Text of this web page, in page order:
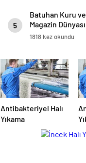
5
Batuhan Kuru
Magazin
“Dynamic Duo”su!
1818 kez okundu
Antibakteriyel Halı
Yıkama